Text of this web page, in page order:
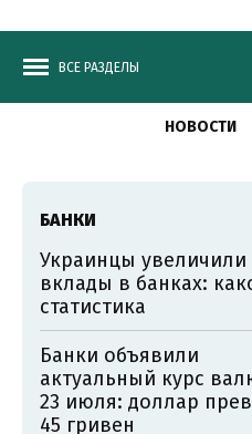
ВСЕ РАЗДЕЛЫ
НОВОСТИ
БАНКИ
Украинцы увеличили
вклады в банках:
статистика
Банки объявили
актуальный курс
23 июля: доллар
45 гривен